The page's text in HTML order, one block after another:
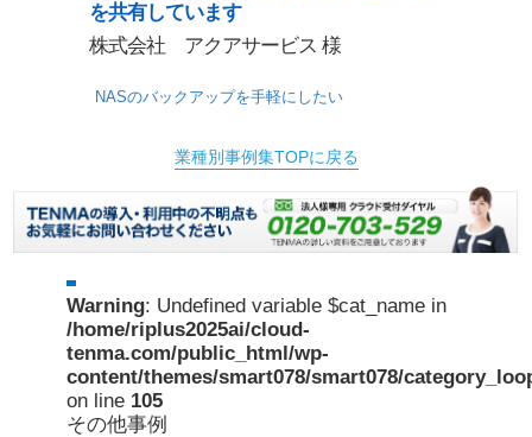
を共有しています
株式会社 アクアサービス 様
NASのバックアップを手軽にしたい
業種別事例集TOPに戻る
Warning: Undefined variable $cat_name in
/home/riplus2025ai/cloud-
tenma.com/public_html/wp-
content/themes/smart078/smart078/
on line 105
その他事例